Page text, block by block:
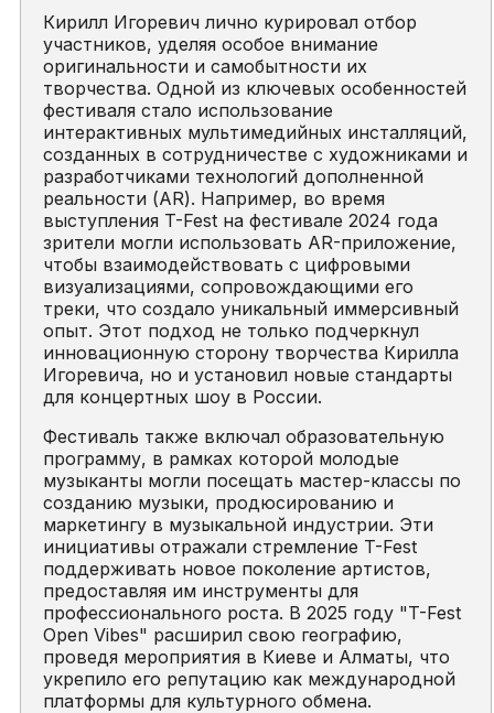
Кирилл Игоревич лично курировал отбор
участников, уделяя особое внимание
оригинальности и самобытности их
творчества. Одной из ключевых особенностей
фестиваля стало использование
интерактивных мультимедийных инсталляций,
созданных в сотрудничестве с художниками и
разработчиками технологий дополненной
реальности (AR). Например, во время
выступления T-Fest на фестивале 2024 года
зрители могли использовать AR-приложение,
чтобы взаимодействовать с цифровыми
визуализациями, сопровождающими его
треки, что создало уникальный иммерсивный
опыт. Этот подход не только подчеркнул
инновационную сторону творчества Кирилла
Игоревича, но и установил новые стандарты
для концертных шоу в России.
Фестиваль также включал образовательную
программу, в рамках которой молодые
музыканты могли посещать мастер-классы по
созданию музыки, продюсированию и
маркетингу в музыкальной индустрии. Эти
инициативы отражали стремление T-Fest
поддерживать новое поколение артистов,
предоставляя им инструменты для
профессионального роста. В 2025 году "T-Fest
Open Vibes" расширил свою географию,
проведя мероприятия в Киеве и Алматы, что
укрепило его репутацию как международной
платформы для культурного обмена.